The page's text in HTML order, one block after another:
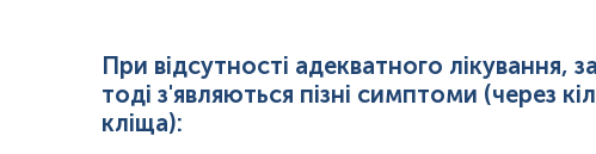
Причини підвищення рівня:
хвороба Лайма (за умови наявності симптомів);
При відсутності адекватного лікування,
тоді з'являються пізні симптоми (через
кліща):